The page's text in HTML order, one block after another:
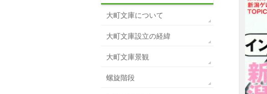
大町文庫について
大町文庫設立の経緯
大町文庫景観
螺旋階段